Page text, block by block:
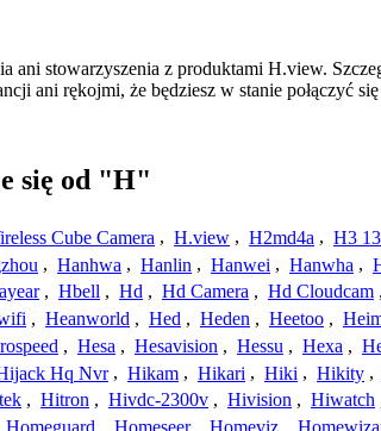
ani stowarzyszenia z produktami H.view.
ani rękojmi, że będziesz w stanie połączyć
się od "H"
Cube Camera , H.view , H2md4a , H3
, Hanhwa , Hanlin , Hanwei , Hanwha ,
, Hbell , Hd , Hd Camera , Hd Cloudcam ,
, Heanworld , Hed , Heden , Heetoo ,
, Hesa , Hesavision , Hessu , Hexa ,
Hq Nvr , Hikam , Hikari , Hiki , Hikity ,
, Hitron , Hivdc-2300v , Hivision , Hiwatch